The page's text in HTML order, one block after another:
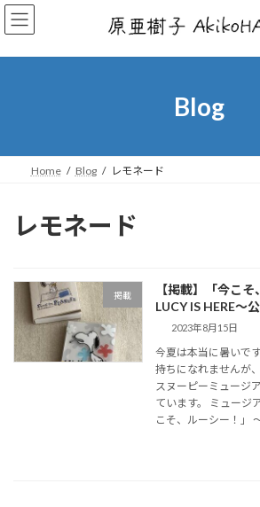
コ
ン
ン
ナ
ビ
ー
Blog
Home Blog レモネード
レモネード
掲載
【掲載】「今こ
LUCY IS HERE～
2023年8月15日
今夏は本当に暑いで
持ちになれませんが
スヌーピーミュージ
ています。 ミュージ
こそ、ルーシー！」